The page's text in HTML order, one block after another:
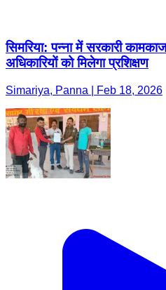
सिमरिया: पन्ना में सरकारी
अधिकारियों को मिलेगा प्रशिक्षण
Simariya, Panna | Feb 18, 2026